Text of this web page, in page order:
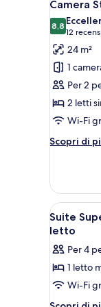
tutte
le
foto
per
Camera
2
letti
singoli
Camera
8,88,8 su 10
12
(12
24 m²
1
Per 2
2 letti
Wi-Fi
Scopri di
Altri
Standard,
letti
singoli
Apri
tutte
le
foto
per
Suite
5
Suite
letto
Per 4
1 letto
Wi-Fi